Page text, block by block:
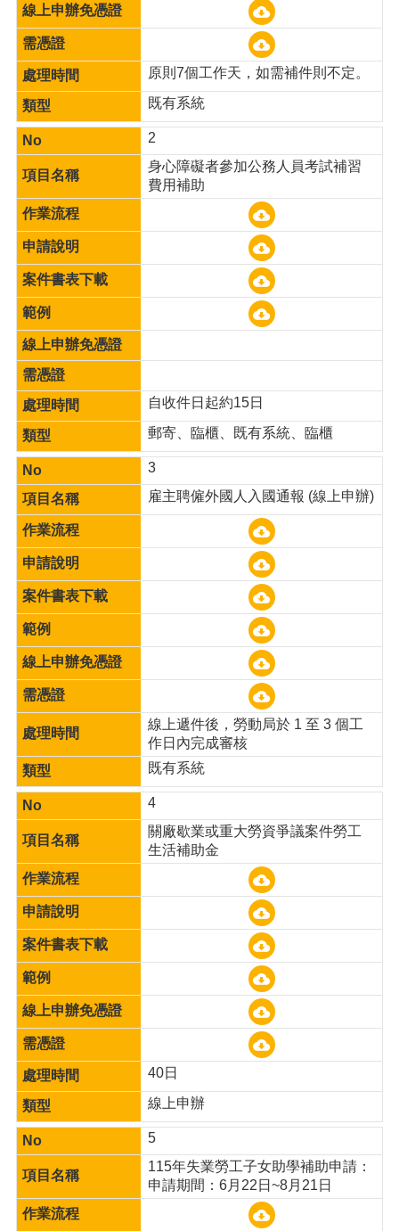
網
站
導
覽
市
政
箱
常
見
問
題
桃
園
市
入
口
網
站
網
站
安
全
政
策
隱
私
權
政
策
政
府
網
資
料
開
放
宣
告
原則7個工作天，如需補件則不定。
既有系統
2
身心障礙者參加公務人員考試補習
費用補助
自收件日起約15日
郵寄、臨櫃、既有系統、臨櫃
3
雇主聘僱外國人入國通報 (線上申辦)
線上遞件後，勞動局於 1 至 3 個工
作日內完成審核
既有系統
4
關廠歇業或重大勞資爭議案件勞工
生活補助金
40日
線上申辦
5
115年失業勞工子女助學補助申請：
申請期間：6月22日~8月21日